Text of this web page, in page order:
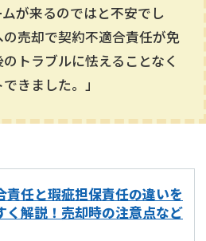
が来るのではと不安でし
売却で契約不適合責任が免
トラブルに怯えることなく
きました。」
責任と瑕疵担保責任の違いを
く解説！売却時の注意点など